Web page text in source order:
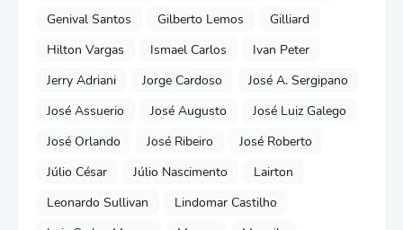
Genival Santos
Gilberto Lemos
Gilliard
Hilton Vargas
Ismael Carlos
Ivan Peter
Jerry Adriani
Jorge Cardoso
José A. Sergipano
José Assuerio
José Augusto
José Luiz Galego
José Orlando
José Ribeiro
José Roberto
Júlio César
Júlio Nascimento
Lairton
Leonardo Sullivan
Lindomar Castilho